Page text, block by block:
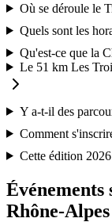
Où se déroule le
Quels sont les
Qu'est-ce que la
Le 51 km Les
Y a-t-il des
Comment
Cette édition
Rhône-Alpes